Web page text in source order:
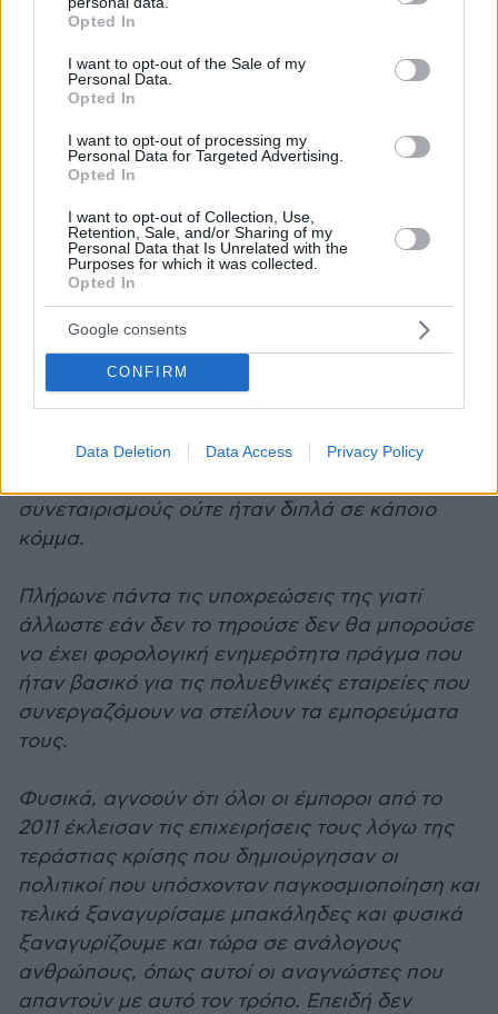
grant or deny consent to Google and its third-party tags to
use your data for below specified purposes in below Google
consent section.
Opted In
I want to opt-out of the Sale of my
Personal Data.
Opted In
I want to opt-out of processing my
Personal Data for Targeted Advertising.
Opted In
I want to opt-out of Collection, Use,
Retention, Sale, and/or Sharing of my
Personal Data that Is Unrelated with the
Purposes for which it was collected.
Opted In
Google consents
CONFIRM
Data Deletion Data Access Privacy Policy
αποπληρώνω με την περιουσία μου άλλα και ότι
Στην Ελλάδα γύρισα μετά από 10 χρονιά
σκληρής δουλειάς και με κεφάλαια μου άνοιξα
μια επιχείρηση το 1980.
Όταν άρχισε να αυξάνεται η δραστηριότητα
της φυσικά ζήτησε βοήθεια από τις τράπεζες
άλλωστε γι αυτό και υπήρχαν.
Έφτασε να έχει 300 καλοπληρωμένους
υπάλληλους και να τους φιλοξενεί σε
υπερσύγχρονες εγκαταστήσεις.
Δεν υπέκυψε στις τότε παροχές του
συνεταιρισμούς ούτε ήταν διπλά σε κάποιο
κόμμα.
Πλήρωνε πάντα τις υποχρεώσεις της γιατί
άλλωστε εάν δεν το τηρούσε δεν θα μπορούσε
να έχει φορολογική ενημερότητα πράγμα που
ήταν βασικό για τις πολυεθνικές εταιρείες που
συνεργαζόμουν να στείλουν τα εμπορεύματα
τους.
Φυσικά, αγνοούν ότι όλοι οι έμποροι από το
2011 έκλεισαν τις επιχειρήσεις τους λόγω της
τεράστιας κρίσης που δημιούργησαν οι
πολιτικοί που υπόσχονταν παγκοσμιοποίηση και
τελικά ξαναγυρίσαμε μπακάληδες και φυσικά
ξαναγυρίζουμε και τώρα σε ανάλογους
ανθρώπους, όπως αυτοί οι αναγνώστες που
απαντούν με αυτό τον τρόπο. Επειδή δεν